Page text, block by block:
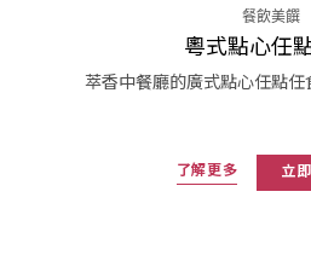
餐飲美饌
粵式點心任
萃香中餐廳的廣式點心任點任
了解更多 立